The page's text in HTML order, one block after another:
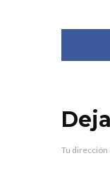
Tu dirección